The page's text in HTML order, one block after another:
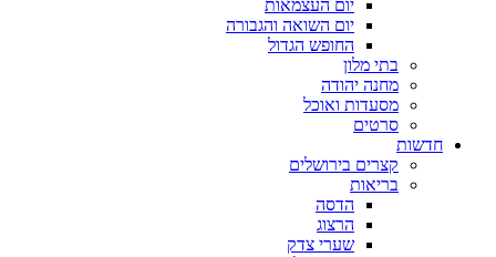
יום העצמאות
יום השואה והגבורה
החופש הגדול
בתי מלון
מחנה יהודה
מסעדות ואוכל
סרטים
חדשות
קצרים בירושלים
בריאות
הדסה
הרצוג
שערי צדק